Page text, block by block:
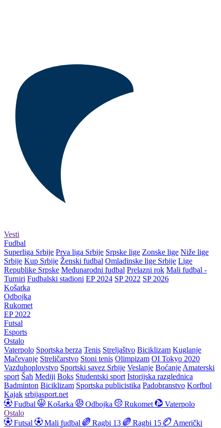
Vesti
Fudbal
Superliga Srbije Prva liga Srbije Srpske lige Zonske lige Niže lige
Srbije Kup Srbije Ženski fudbal Omladinske lige Srbije Lige
Republike Srpske Međunarodni fudbal Prelazni rok Mali fudbal -
Turniri Fudbalski stadioni EP 2024 SP 2022 SP 2026
Košarka
Odbojka
Rukomet
EP 2022
Futsal
Esports
Ostalo
Vaterpolo Sportska berza Tenis Streljaštvo Biciklizam Kuglanje
Mačevanje Streličarstvo Stoni tenis Olimpizam OI Tokyo 2020
Vazduhoplovstvo Sportski savez Srbije Veslanje Boćanje Amaterski
sport Šah Mediji Boks Studentski sport Istorijska razglednica
Badminton Biciklizam Sportska publicistika Padobranstvo Korfbol
Kajak srbijasport.net
Fudbal
Košarka Odbojka Rukomet
Vaterpolo
Ostalo
Futsal
Mali fudbal Ragbi 13 Ragbi 15
Američki